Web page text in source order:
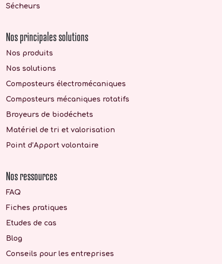
Sécheurs
Nos principales solutions
Nos produits
Nos solutions
Composteurs électromécaniques
Composteurs mécaniques rotatifs
Broyeurs de biodéchets
Matériel de tri et valorisation
Point d’Apport volontaire
Nos ressources
FAQ
Fiches pratiques
Etudes de cas
Blog
Conseils pour les entreprises